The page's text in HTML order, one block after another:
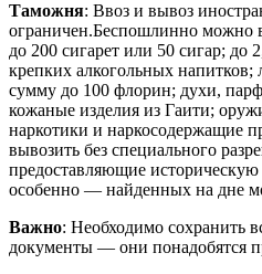
Таможня: Ввоз и вывоз
ограничен.Беспошлинно можно
до 200 сигарет или 50 сигар; до
крепких алкогольных
сумму до 100 флорин; духи,
кожаные изделия из Гаити;
наркотики и наркосодержащие
вывозить без специального
предоставляющие
особенно — найденных на дне
Важно: Необходимо сохранить
документы — они понадобятся